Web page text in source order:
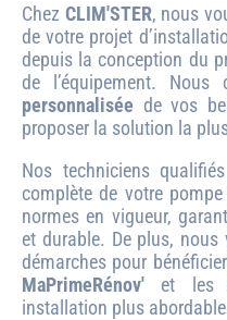
Chez CLIM'STER, nous
de votre projet
depuis la conception du
de l’équipement.
personnalisée de vos
proposer la solution la
Nos techniciens
complète de votre
normes en vigueur,
et durable. De plus,
démarches pour
MaPrimeRénov' et les
installation plus